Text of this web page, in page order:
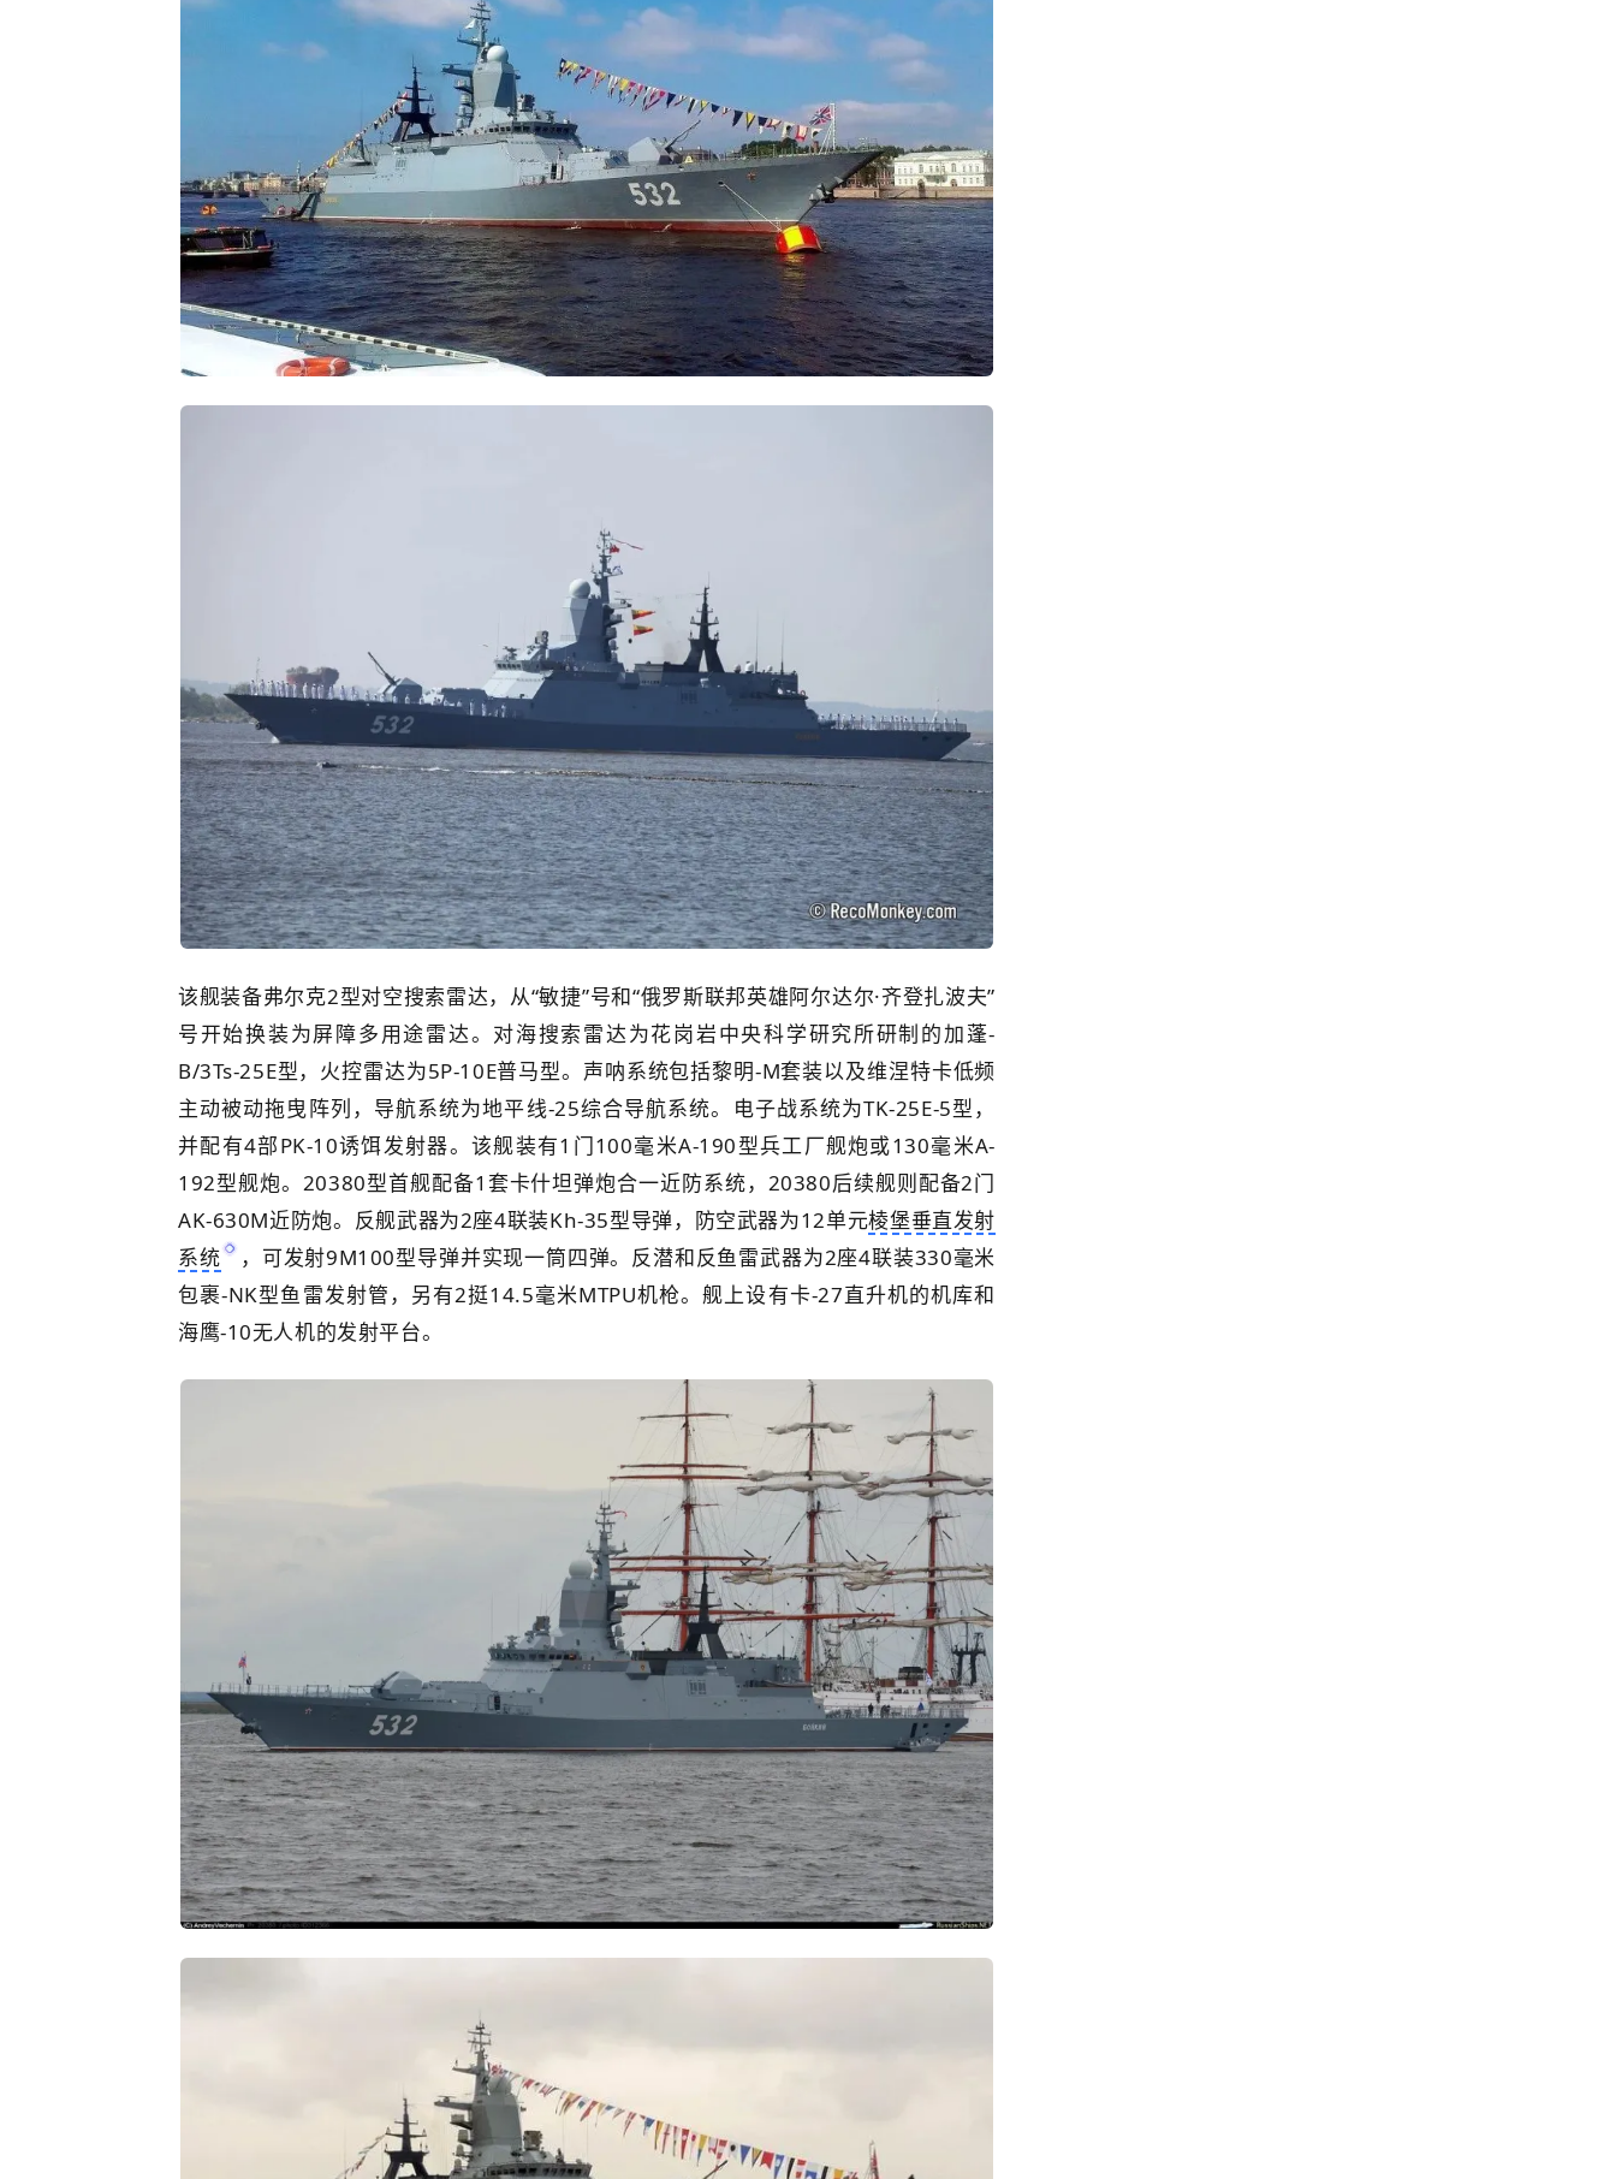
该舰装备弗尔克2型对空搜索雷达，从“敏捷”号和“俄罗斯联邦英雄阿尔达尔·齐登扎波夫”
号开始换装为屏障多用途雷达。对海搜索雷达为花岗岩中央科学研究所研制的加蓬-
B/3Ts-25E型，火控雷达为5P-10E普马型。声呐系统包括黎明-M套装以及维涅特卡低频
主动被动拖曳阵列，导航系统为地平线-25综合导航系统。电子战系统为TK-25E-5型，
并配有4部PK-10诱饵发射器。该舰装有1门100毫米A-190型兵工厂舰炮或130毫米A-
192型舰炮。20380型首舰配备1套卡什坦弹炮合一近防系统，20380后续舰则配备2门
AK-630M近防炮。反舰武器为2座4联装Kh-35型导弹，防空武器为12单元棱堡垂直发射
系统
，可发射9M100型导弹并实现一筒四弹。反潜和反鱼雷武器为2座4联装330毫米
包裹-NK型鱼雷发射管，另有2挺14.5毫米MTPU机枪。舰上设有卡-27直升机的机库和
海鹰-10无人机的发射平台。